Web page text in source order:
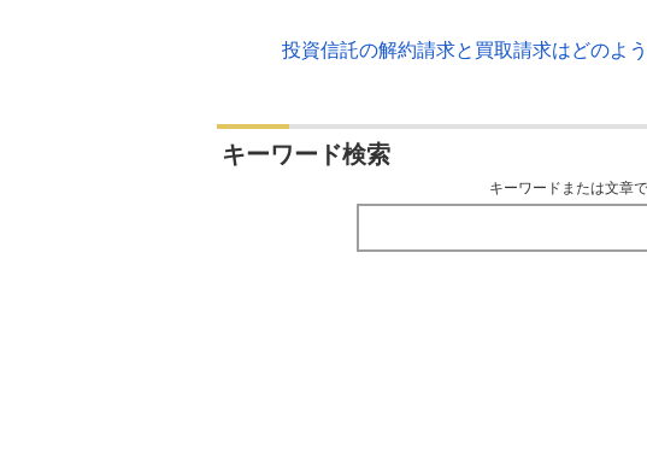
投資信託の解約請求と買取請求はどのよ
キーワード検索
キーワードまたは文章